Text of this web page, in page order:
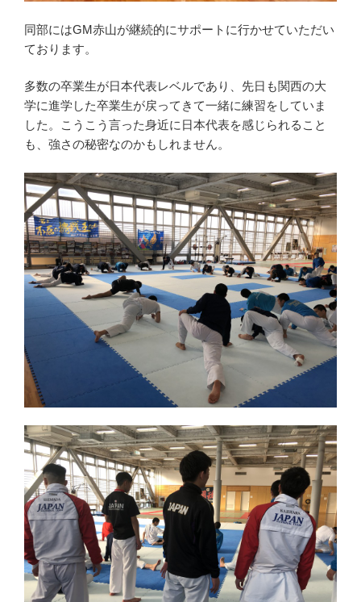
同部にはGM赤山が継続的にサポートに行かせていただい
ております。
多数の卒業生が日本代表レベルであり、先日も関西の大
学に進学した卒業生が戻ってきて一緒に練習をしていま
した。こうこう言った身近に日本代表を感じられること
も、強さの秘密なのかもしれません。